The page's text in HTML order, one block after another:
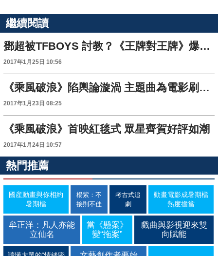
繼續閱讀
鄧超被TFBOYS 討教？《王牌對王牌》爆笑連炸
2017年1月25日 10:56
《乘風破浪》陷輿論漩渦 主題曲為電影刷存在感？
2017年1月23日 08:25
《乘風破浪》首映紅毯式 眾星齊賀好評如潮
2017年1月24日 10:57
熱門推薦
國産動畫與你相約
暑期檔
楊紫：不
接則不佳
考古式追
劇
動畫電影成暑期檔
熱度擔當
牟正洋：凡人亦能
立仙名
當《懸案》
變“拖案”
戲曲與影視迎來雙
向賦能